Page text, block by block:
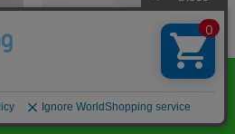
CUTSTEEL baroque pearl イヤリング